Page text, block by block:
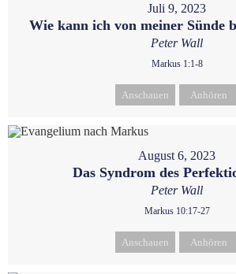
Juli 9, 2023
Wie kann ich von meiner Sünde
Peter Wall
Markus 1:1-8
Anschauen Anhören
August 6, 2023
Das Syndrom des
Peter Wall
Markus 10:17-27
Anschauen Anhören